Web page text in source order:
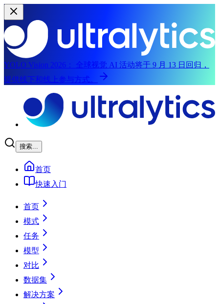
YOLO Vision 2026：
全球视觉 AI 活动将于 9 月 13 日回归，
提供线下和线上参与方式。
搜索...
首页
快速入门
首页
模式
任务
模型
对比
数据集
解决方案